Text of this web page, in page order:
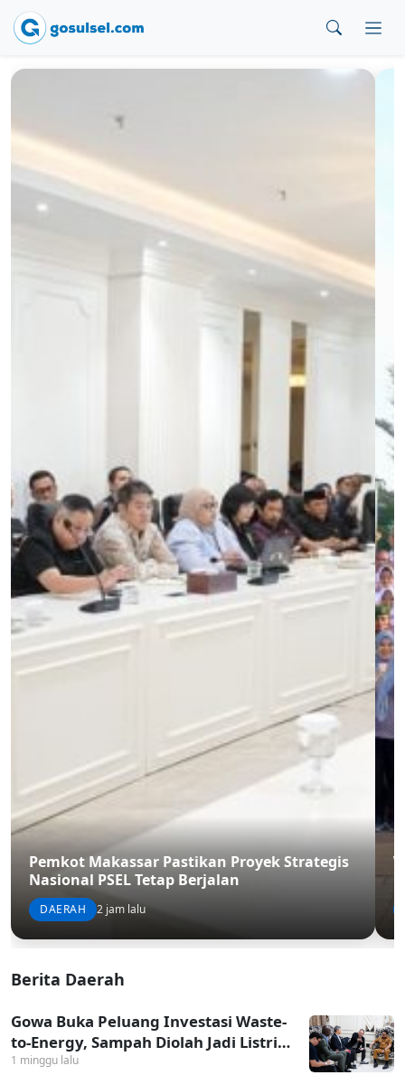
Pemkot Makassar Pastikan Proyek Strategis
Nasional PSEL Tetap Berjalan
DAERAH 2 jam lalu
Berita Daerah
Gowa Buka Peluang Investasi Waste-
to-Energy, Sampah Diolah Jadi Listrik
dan Bernilai Ekonomi
1 minggu lalu